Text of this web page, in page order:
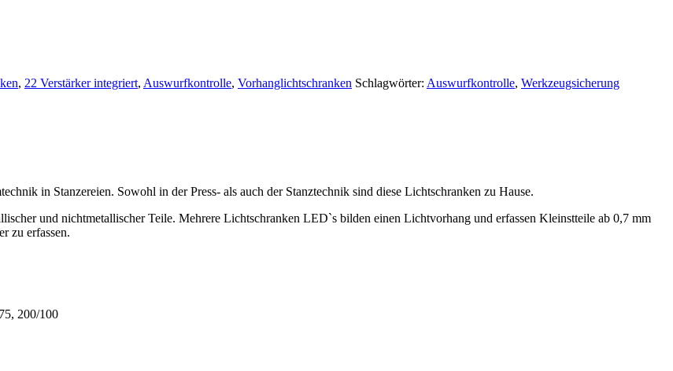
, 22 Verstärker integriert, Auswurfkontrolle, Vorhanglichtschranken Schlagwörter: Auswurfkontrolle, Werkzeugsicherung
in Stanzereien. Sowohl in der Press- als auch der Stanztechnik sind diese Lichtschranken zu Hause.
und nichtmetallischer Teile. Mehrere Lichtschranken LED`s bilden einen Lichtvorhang und erfassen Kleinstteile ab 0,7 mm
zu erfassen.
200/100